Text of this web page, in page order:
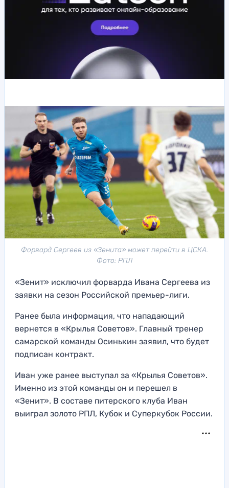
Форвард Сергеев из «Зенита» может перейти в ЦСКА.
Фото: РПЛ
«Зенит» исключил форварда Ивана Сергеева из
заявки на сезон Российской премьер-лиги.
Ранее была информация, что нападающий
вернется в «Крылья Советов». Главный тренер
самарской команды Осинькин заявил, что будет
подписан контракт.
Иван уже ранее выступал за «Крылья Советов».
Именно из этой команды он и перешел в
«Зенит». В составе питерского клуба Иван
выиграл золото РПЛ, Кубок и Суперкубок России.